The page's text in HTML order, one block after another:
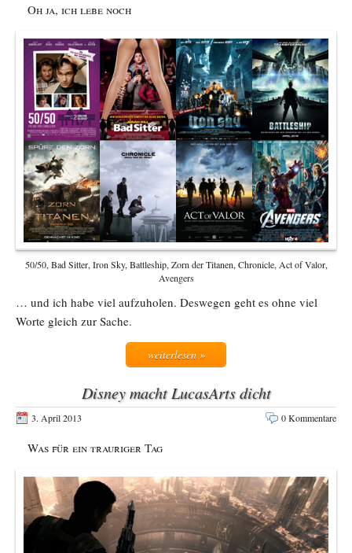
Oh ja, ich lebe noch
50/50, Bad Sitter, Iron Sky, Battleship, Zorn der Titanen, Chronicle, Act of Valor,
Avengers
… und ich habe viel aufzuholen. Deswegen geht es ohne viel
Worte gleich zur Sache.
weiterlesen »
Disney macht LucasArts dicht
3. April 2013 0 Kommentare
Was für ein trauriger Tag